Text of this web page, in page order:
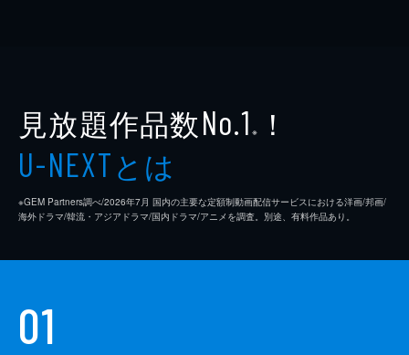
見放題作品数No.1 ※ ！
U-NEXTとは
※GEM Partners調べ/2026年7⽉ 国内の主要な定額制動画配信サービスにおける洋画/邦画/
海外ドラマ/韓流・アジアドラマ/国内ドラマ/アニメを調査。別途、有料作品あり。
01